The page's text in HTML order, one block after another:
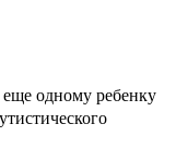
одному ребенку